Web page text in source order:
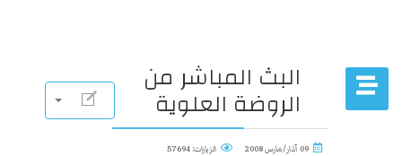
البث المباشر من
الروضة العلوية
09 آذار/مارس 2008 الزيارات: 57694